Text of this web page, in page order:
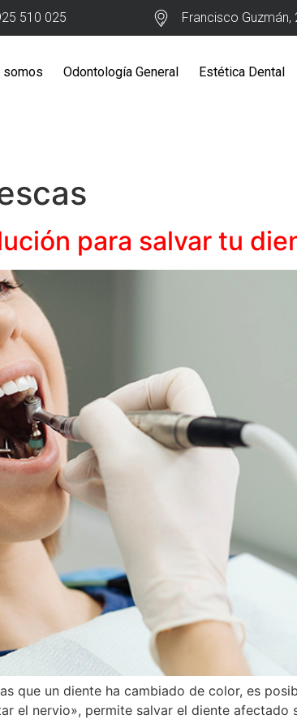
510 025 Francisco Guzmán,
somos Odontología General Estética Dental
para salvar tu
que un diente ha cambiado de color, es
el nervio», permite salvar el diente afectado